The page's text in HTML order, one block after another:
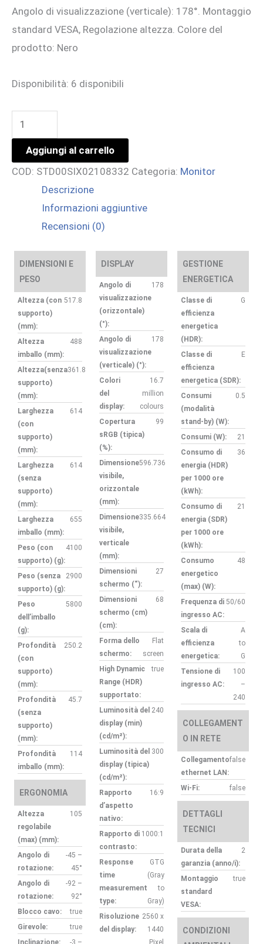
Angolo di visualizzazione (verticale): 178°. Montaggio
standard VESA, Regolazione altezza. Colore del
prodotto: Nero
Disponibilità: 6 disponibili
S27FG50
|
Monitor
Gaming,
quantità
Aggiungi al carrello
COD: STD00SIX02108332 Categoria: Monitor
Descrizione
Informazioni aggiuntive
Recensioni (0)
DIMENSIONI E
PESO
Altezza (con
supporto)
(mm):
517.8
Altezza
imballo (mm):
488
Altezza(senza
supporto)
(mm):
361.8
Larghezza
(con
supporto)
(mm):
614
Larghezza
(senza
supporto)
(mm):
614
Larghezza
imballo (mm):
655
Peso (con
supporto) (g):
4100
Peso (senza
supporto) (g):
2900
Peso
dell’imballo
(g):
5800
Profondità
(con
supporto)
(mm):
250.2
Profondità
(senza
supporto)
(mm):
45.7
Profondità
imballo (mm):
114
ERGONOMIA
Altezza
regolabile
(max) (mm):
105
Angolo di
rotazione:
-45 –
45°
Angolo di
rotazione:
-92 –
92°
Blocco cavo:
true
Girevole:
true
Inclinazione:
-3 –
DISPLAY
Angolo di
visualizzazione
(orizzontale)
(°):
178
Angolo di
visualizzazione
(verticale) (°):
178
Colori
del
display:
16.7
million
colours
Copertura
sRGB (tipica)
(%):
99
Dimensione
visibile,
orizzontale
(mm):
596.736
Dimensione
visibile,
verticale
(mm):
335.664
Dimensioni
schermo (“):
27
Dimensioni
schermo (cm)
(cm):
68
Forma dello
schermo:
Flat
screen
High Dynamic
Range (HDR)
supportato:
true
Luminosità del
display (min)
(cd/m²):
240
Luminosità del
display (tipica)
(cd/m²):
300
Rapporto
d’aspetto
nativo:
16:9
Rapporto di
contrasto:
1000:1
Response
time
measurement
type:
GTG
(Gray
to
Gray)
Risoluzione
del display:
2560 x
1440
Pixel
GESTIONE
ENERGETICA
Classe di
efficienza
energetica
(HDR):
G
Classe di
efficienza
energetica (SDR):
E
Consumi
(modalità
stand-by) (W):
0.5
Consumi (W):
21
Consumo di
energia (HDR)
per 1000 ore
(kWh):
36
Consumo di
energia (SDR)
per 1000 ore
(kWh):
21
Consumo
energetico
(max) (W):
48
Frequenza di
ingresso AC:
50/60
Scala di
efficienza
energetica:
A
to
G
Tensione di
ingresso AC:
100
–
240
COLLEGAMENT
O IN RETE
Collegamento
ethernet LAN:
false
Wi-Fi: false
DETTAGLI
TECNICI
Durata della
garanzia (anno/i):
2
Montaggio
standard
VESA:
true
CONDIZIONI